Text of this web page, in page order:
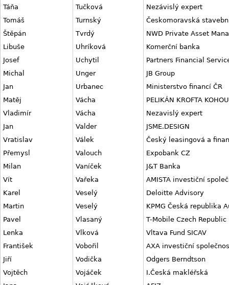
Táňa
Tučková
Nezávislý expert
Tomáš
Turnský
Českomoravská
Štěpán
Tvrdý
NWD Private Asset
Libuše
Uhríková
Komerční banka
Josef
Uchytil
Partners Financial
Michal
Unger
JB Group
Jan
Urbanec
Ministerstvo financí ČR
Matěj
Vácha
PELIKÁN KROFTA
Vladimír
Vácha
Nezavislý expert
Jan
Valder
JSME.DESIGN
Vratislav
Válek
Český leasingová a
Přemysl
Valouch
Expobank CZ
Milan
Vaníček
J&T Banka
Vít
Vařeka
AMISTA investiční
Karel
Veselý
Deloitte Advisory
Martin
Veselý
KPMG Česká republika
Pavel
Vlasaný
T-Mobile Czech Republic
Lenka
Vlková
Vltava Fund SICAV
František
Vobořil
AXA investiční
Jiří
Vodička
Odgers Berndtson
Vojtěch
Vojáček
I.Česká makléřská